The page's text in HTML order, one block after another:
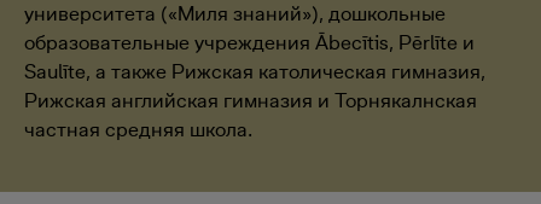
университета («Миля знаний»), дошкольные
образовательные учреждения Ābecītis, Pērlīte и
Saulīte, а также Рижская католическая гимназия,
Рижская английская гимназия и Торнякалнская
частная средняя школа.